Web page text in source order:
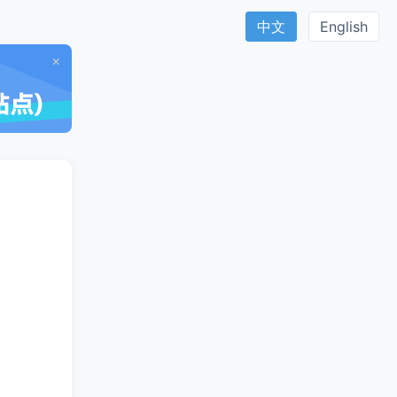
中文
English
×